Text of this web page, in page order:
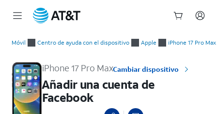
Móvil Centro de ayuda con el dispositivo Apple iPhone 17 Pro Max
iPhone 17 Pro MaxCambiar dispositivo
Añadir una cuenta de
Facebook